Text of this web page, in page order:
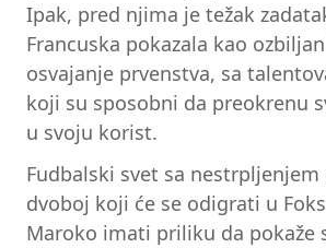
Ipak, pred njima je težak
Francuska pokazala kao
osvajanje prvenstva, sa
koji su sposobni da preokrenu
u svoju korist.
Fudbalski svet sa nestrpljenjem
dvoboj koji će se odigrati u
Maroko imati priliku da pokaže